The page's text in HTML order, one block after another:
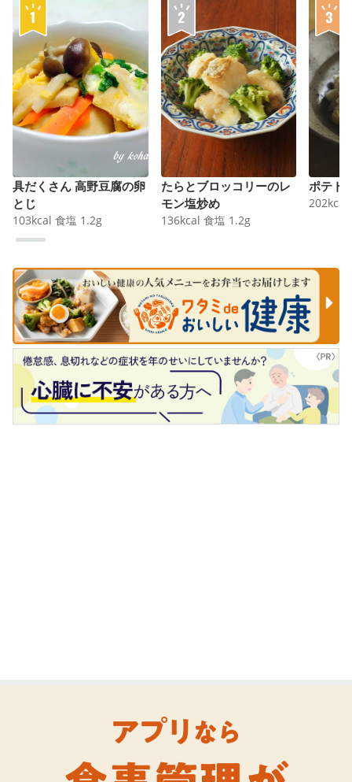
具だくさん 高野豆腐の卵
とじ
103kcal 食塩 1.2g
たらとブロッコリーのレ
モン塩炒め
136kcal 食塩 1.2g
ポテト
202kcal